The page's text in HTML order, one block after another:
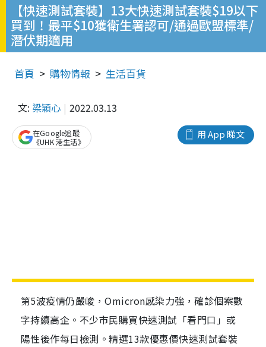
【快速測試套裝】13大快速測試套裝$19以下
買到！最平$10獲衛生署認可/通過歐盟標準/
潛伏期適用
首頁 購物情報 生活百貨
文: 梁穎心 2022.03.13
用 App 睇文
在Google追蹤
《UHK 港生活》
第5波疫情仍嚴峻，Omicron感染力強，確診個案數
字持續高企。不少市民購買快速測試「看門口」或
陽性後作每日檢測。精選13款優惠價快速測試套裝